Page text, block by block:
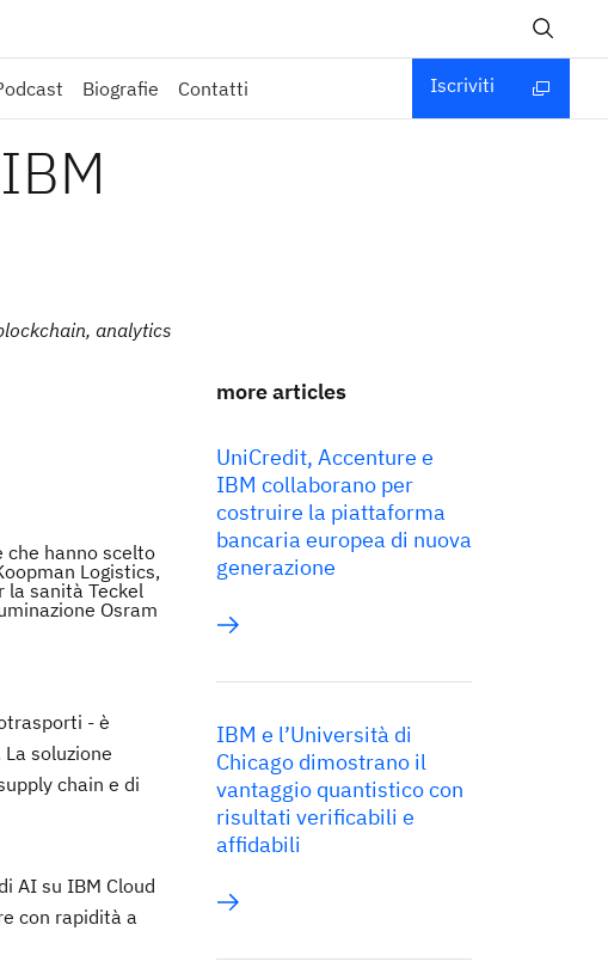
Biografie Contatti Iscriviti
analytics
che hanno scelto
Logistics,
la sanità Teckel
Osram
- è
soluzione
chain e di
AI su IBM Cloud
con rapidità a
more articles
UniCredit, Accenture e
IBM collaborano per
costruire la piattaforma
bancaria europea di nuova
generazione
IBM e l’Università di
Chicago dimostrano il
vantaggio quantistico con
risultati verificabili e
affidabili